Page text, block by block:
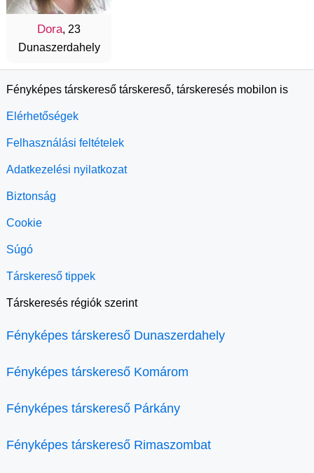
Dora, 23
Dunaszerdahely
Fényképes társkereső társkereső, társkeresés mobilon is
Elérhetőségek
Felhasználási feltételek
Adatkezelési nyilatkozat
Biztonság
Cookie
Súgó
Társkereső tippek
Társkeresés régiók szerint
Fényképes társkereső Dunaszerdahely
Fényképes társkereső Komárom
Fényképes társkereső Párkány
Fényképes társkereső Rimaszombat